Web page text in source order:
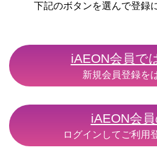
下記のボタンを選んで登録
iAEON会員で
新規会員登録を
iAEON会
ログインしてご利用